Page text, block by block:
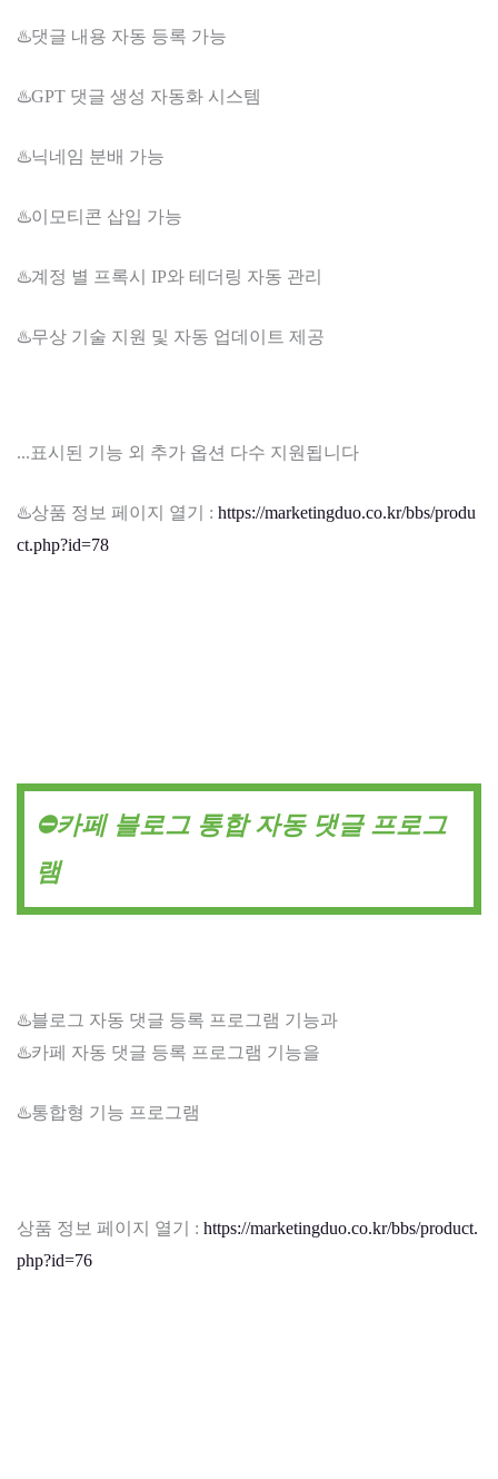
♨️댓글 내용 자동 등록 가능
♨️GPT 댓글 생성 자동화 시스템
♨️닉네임 분배 가능
♨️이모티콘 삽입 가능
♨️계정 별 프록시 IP와 테더링 자동 관리
♨️무상 기술 지원 및 자동 업데이트 제공
...표시된 기능 외 추가 옵션 다수 지원됩니다
♨️상품 정보 페이지 열기 : https://marketingduo.co.kr/bbs/produ
ct.php?id=78
⛔카페 블로그 통합 자동 댓글 프로그
램
♨️블로그 자동 댓글 등록 프로그램 기능과
♨️카페 자동 댓글 등록 프로그램 기능을
♨️통합형 기능 프로그램
상품 정보 페이지 열기 : https://marketingduo.co.kr/bbs/product.
php?id=76